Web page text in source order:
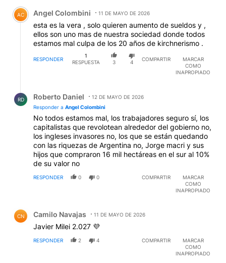
Comentario de Angel Colombini.
AC Angel Colombini 11 DE MAYO DE 2026
esta es la vera , solo quieren aumento de sueldos y ,
ellos son uno mas de nuestra sociedad donde todos
estamos mal culpa de los 20 años de kirchnerismo .
RESPONDER
1
RESPUESTA
3 4
COMPARTIR
MARCAR
COMO
INAPROPIADO
RD Roberto Daniel
12 DE MAYO DE 2026
Responder a Angel Colombini
No todos estamos mal, los trabajadores seguro sí, los
capitalistas que revolotean alrededor del gobierno no,
los ingleses invasores no, los que se están quedando
con las riquezas de Argentina no, Jorge macri y sus
hijos que compraron 16 mil hectáreas en el sur al 10%
de su valor no
RESPONDER 0 0 COMPARTIR
MARCAR
COMO
INAPROPIADO
CN Camilo Navajas 11 DE MAYO DE 2026
Javier Milei 2.027 💜
RESPONDER 2 4 COMPARTIR
MARCAR
COMO
INAPROPIADO